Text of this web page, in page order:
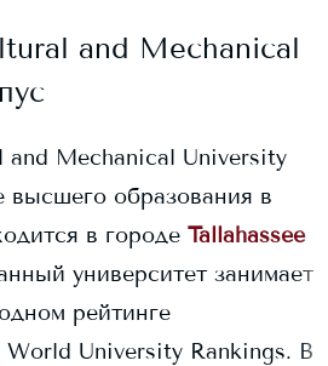
and Mechanical
Mechanical University
образования в
в городе Tallahassee
университет занимает
рейтинге
World University Rankings. В